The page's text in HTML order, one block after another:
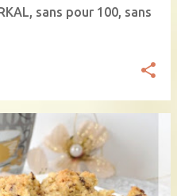
sans pour 100, sans